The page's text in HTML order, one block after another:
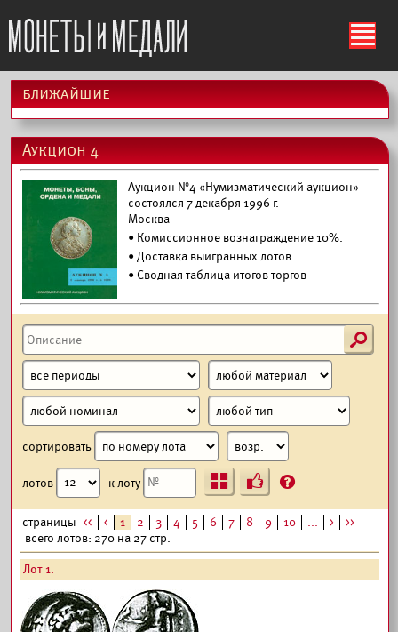
ś
ближайшие
Аукцион 4
Аукцион №4 «Нумизматический аукцион»
состоялся 7 декабря 1996 г.
Москва
• Комиссионное вознаграждение 10%.
•Доставка выигранных лотов.
• Сводная таблица итогов торгов
s
сортировать
лотов к лоту Ъ ?
страницы << < 1 2 3 4 5 6 7 8 9 10 ... >
>>
всего лотов: 270 на 27 стр.
Лот 1.